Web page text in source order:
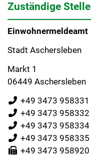
Zuständige Stelle
Einwohnermeldeamt
Stadt Aschersleben
Markt 1
06449 Aschersleben
+49 3473 958331
+49 3473 958332
+49 3473 958334
+49 3473 958335
+49 3473 958920